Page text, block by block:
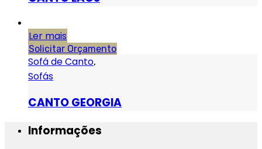
Ler mais
Solicitar Orçamento
Sofá de Canto,
Sofás
CANTO GEORGIA
Informações